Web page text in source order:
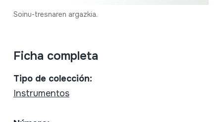
Soinu-tresnaren argazkia.
Ficha completa
Tipo de colección:
Instrumentos